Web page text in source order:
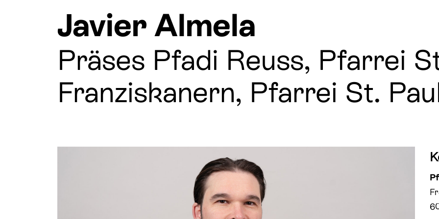
Javier Almela
Präses Pfadi Reuss, Pfarrei
Franziskanern, Pfarrei St.